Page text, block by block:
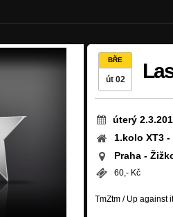
BŘE
út 02
úterý
1.kolo XT3
Praha -
60,- Kč
TmZtm / Up against it